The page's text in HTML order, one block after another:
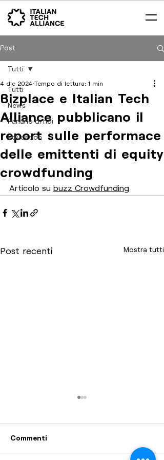
Post
Tutti
News
Parlano di noi
Education
Tutti
Bizplace e Italian Tech
Alliance pubblicano il
report sulle performace
delle emittenti di equity
crowdfunding
4 dic 2024 Tempo di lettura: 1 min
Articolo su buzz Crowdfunding
Post recenti Mostra tutti
Commenti